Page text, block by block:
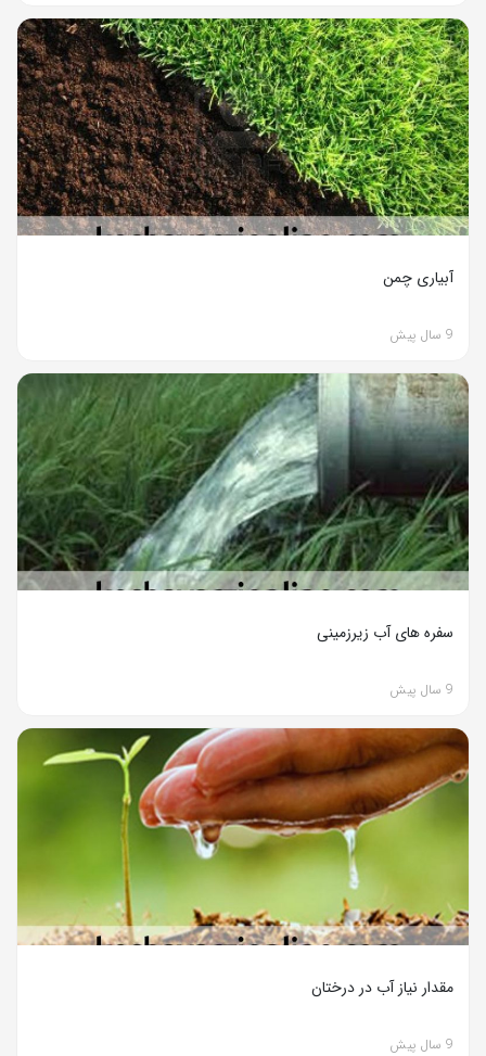
آبیاری چمن
9 سال پیش
سفره های آب زیرزمینی
9 سال پیش
مقدار نیاز آب در درختان
9 سال پیش